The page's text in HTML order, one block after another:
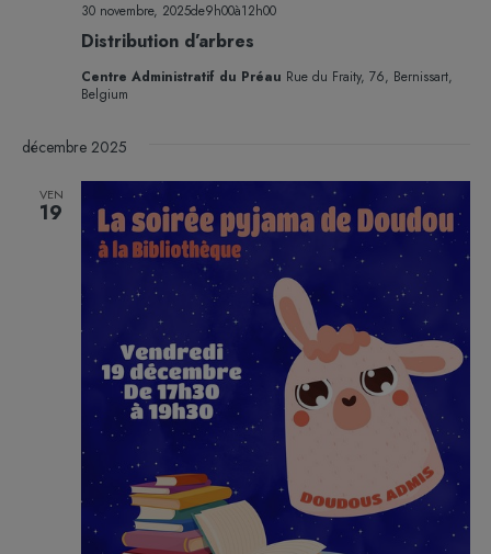
Distribution d’arbres
30 novembre, 2025de9h00à12h00
Centre Administratif du Préau Rue du Fraity, 76, Bernissart,
Belgium
décembre 2025
VEN
19